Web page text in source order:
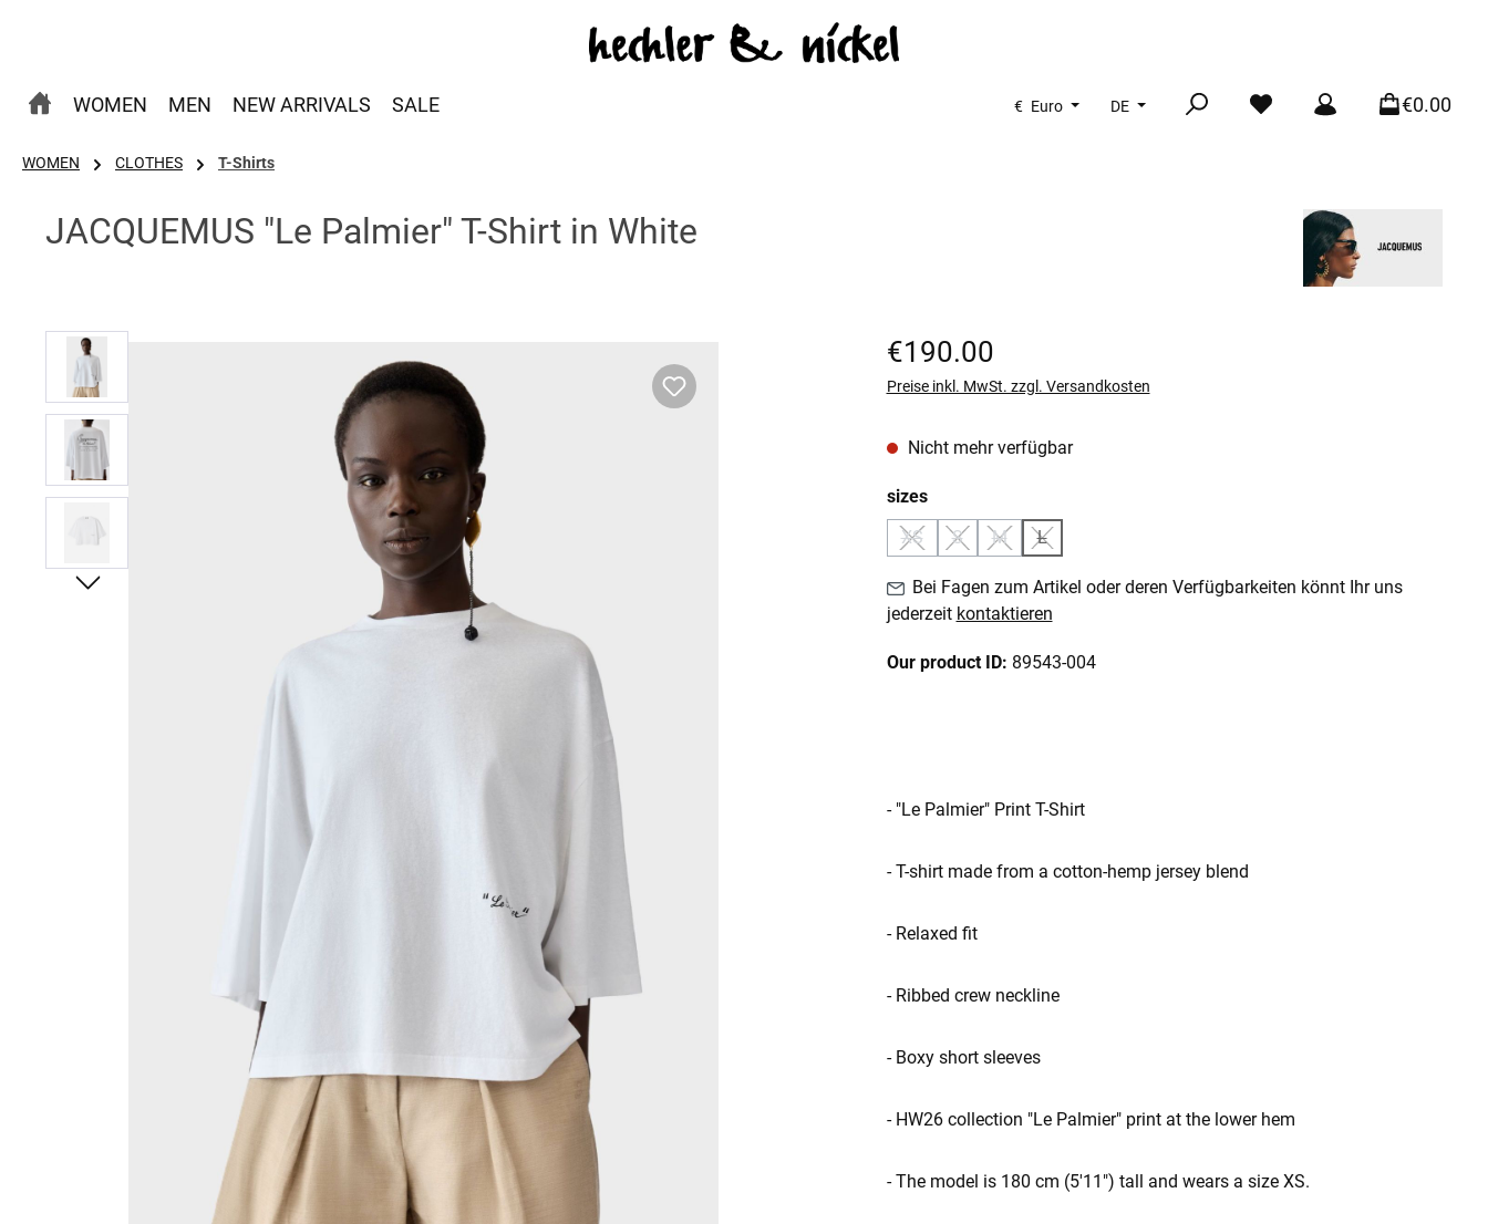
WOMEN MEN NEW ARRIVALS SALE € Euro DE €0.00
WOMEN CLOTHES T-Shirts
JACQUEMUS "Le Palmier" T-Shirt in White
Bildergalerie überspringen Regulärer Preis:
€190.00
Preise inkl. MwSt. zzgl. Versandkosten
Nicht mehr verfügbar
sizesauswählen
XS
(Diese Option ist zurzeit nicht verfügbar.)
S
(Diese Option ist zurzeit nicht verfügbar.)
M
(Diese Option ist zurzeit nicht verfügbar.)
L
(Diese Option ist zurzeit nicht verfügbar.)
Bei Fagen zum Artikel oder deren Verfügbarkeiten könnt Ihr uns
jederzeit kontaktieren
Our product ID: 89543-004
- "Le Palmier" Print T-Shirt
- T-shirt made from a cotton-hemp jersey blend
- Relaxed fit
- Ribbed crew neckline
- Boxy short sleeves
- HW26 collection "Le Palmier" print at the lower hem
- The model is 180 cm (5'11") tall and wears a size XS.